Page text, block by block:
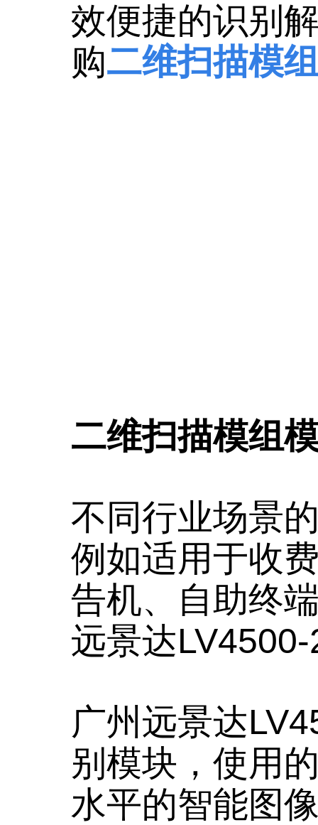
效便捷的识别
购二维扫描模
二维扫描模组
不同行业场景
例如适用于收
告机、自助终
远景达
广州远景达
别模块，使用
水平的智能图